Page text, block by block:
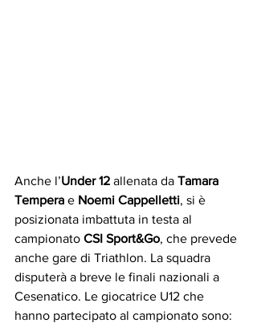
Anche l’Under 12 allenata da Tamara
Tempera e Noemi Cappelletti, si è
posizionata imbattuta in testa al
campionato CSI Sport&Go, che prevede
anche gare di Triathlon. La squadra
disputerà a breve le finali nazionali a
Cesenatico. Le giocatrice U12 che
hanno partecipato al campionato sono: